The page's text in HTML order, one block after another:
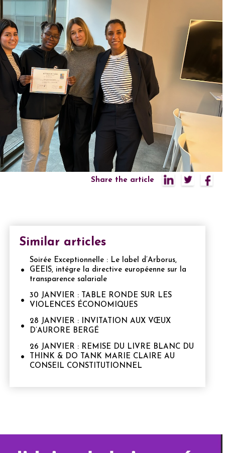
Share the article
Similar articles
Soirée Exceptionnelle : Le label d’Arborus,
GEEIS, intégre la directive européenne sur la
transparence salariale
30 JANVIER : TABLE RONDE SUR LES
VIOLENCES ÉCONOMIQUES
28 JANVIER : INVITATION AUX VŒUX
D’AURORE BERGÉ
26 JANVIER : REMISE DU LIVRE BLANC DU
THINK & DO TANK MARIE CLAIRE AU
CONSEIL CONSTITUTIONNEL